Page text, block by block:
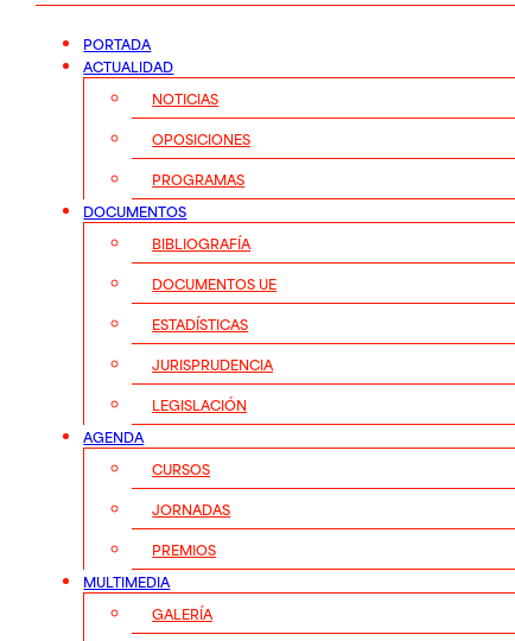
PORTADA
ACTUALIDAD
NOTICIAS
OPOSICIONES
PROGRAMAS
DOCUMENTOS
BIBLIOGRAFÍA
DOCUMENTOS UE
ESTADÍSTICAS
JURISPRUDENCIA
LEGISLACIÓN
AGENDA
CURSOS
JORNADAS
PREMIOS
MULTIMEDIA
GALERÍA